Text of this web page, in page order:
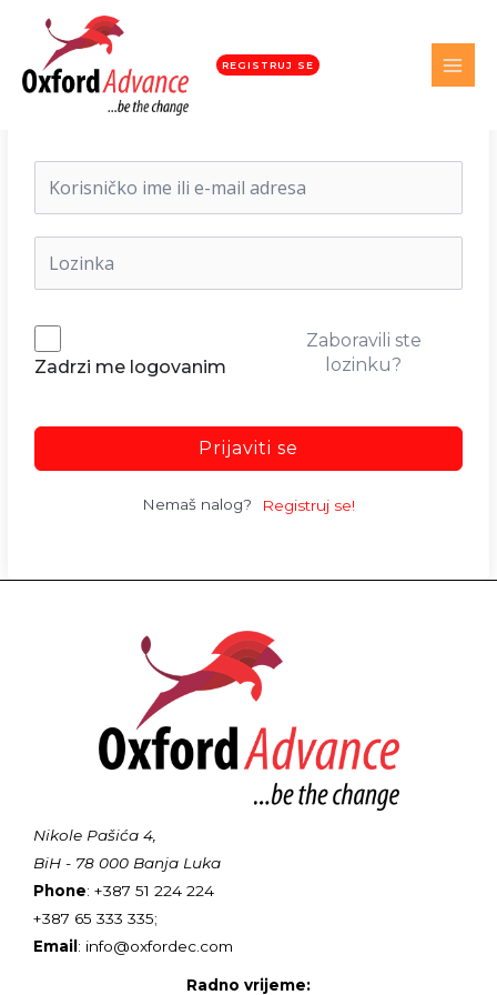
REGISTRUJ SE
Dobrodošli nazad!
Zadrzi me logovanim
Zaboravili ste
lozinku?
Prijaviti se
Nemaš nalog? Registruj se!
Nikole Pašića 4,
BiH - 78 000 Banja Luka
Phone: +387 51 224 224
+387 65 333 335;
Email: info@oxfordec.com
Radno vrijeme: